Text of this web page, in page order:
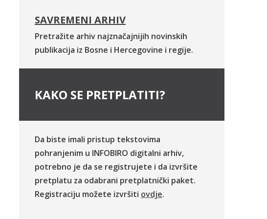
SAVREMENI ARHIV
Pretražite arhiv najznačajnijih novinskih
publikacija iz Bosne i Hercegovine i regije.
KAKO SE PRETPLATITI?
Da biste imali pristup tekstovima
pohranjenim u INFOBIRO digitalni arhiv,
potrebno je da se registrujete i da izvršite
pretplatu za odabrani pretplatnički paket.
Registraciju možete izvršiti ovdje.